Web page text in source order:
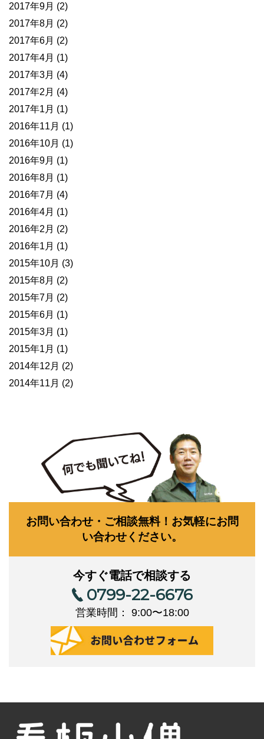
2017年9月 (2)
2017年8月 (2)
2017年6月 (2)
2017年4月 (1)
2017年3月 (4)
2017年2月 (4)
2017年1月 (1)
2016年11月 (1)
2016年10月 (1)
2016年9月 (1)
2016年8月 (1)
2016年7月 (4)
2016年4月 (1)
2016年2月 (2)
2016年1月 (1)
2015年10月 (3)
2015年8月 (2)
2015年7月 (2)
2015年6月 (1)
2015年3月 (1)
2015年1月 (1)
2014年12月 (2)
2014年11月 (2)
お問い合わせ・ご相談無料！お気軽にお問
い合わせください。
今すぐ電話で相談する
0799-22-6676
営業時間： 9:00〜18:00